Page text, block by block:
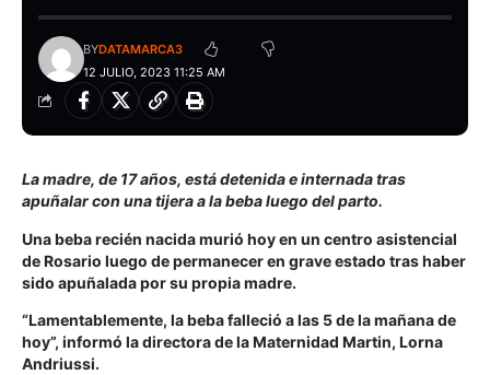
12 JULIO, 2023 11:25 AM
BYDATAMARCA3
La madre, de 17 años, está detenida e internada tras
apuñalar con una tijera a la beba luego del parto.
Una beba recién nacida murió hoy en un centro asistencial
de Rosario luego de permanecer en grave estado tras haber
sido apuñalada por su propia madre.
“Lamentablemente, la beba falleció a las 5 de la mañana de
hoy”, informó la directora de la Maternidad Martin, Lorna
Andriussi.